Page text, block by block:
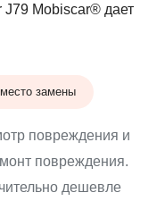
J79 Mobiscar® дает
замены
повреждения и
повреждения.
дешевле